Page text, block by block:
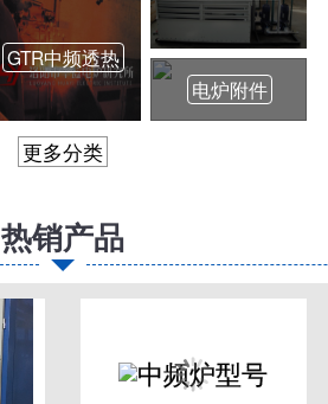
GTR中频透热
电炉附件
更多分类
热销产品